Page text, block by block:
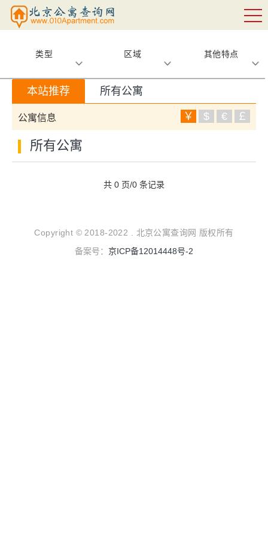
类型 区域 其他特点
本站推荐 所有公寓
公寓信息 ￥ $ € ￡
所有公寓
共 0 页/0 条记录
Copyright © 2018-2022 . 北京公寓查询网 版权所有
备案号： 京ICP备12014448号-2